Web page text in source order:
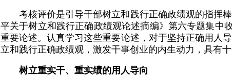
考核评价是引导干部树立和践行正确政绩观的指挥
平关于树立和践行正确政绩观论述摘编》第六专题集中
重要论述。认真学习这些重要论述，对于坚持正确用人
立和践行正确政绩观，激发干事创业的内生动力，具有十
树立重实干、重实绩的用人导向